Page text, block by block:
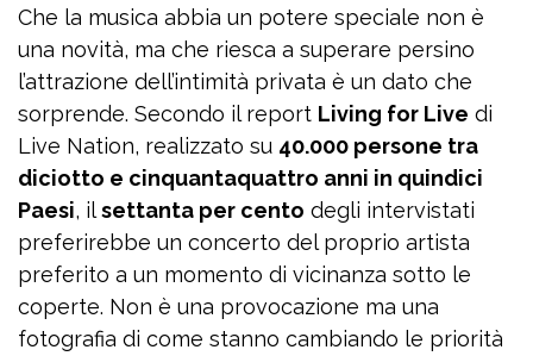
Che la musica abbia un potere speciale non è
una novità, ma che riesca a superare persino
l’attrazione dell’intimità privata è un dato che
sorprende. Secondo il report Living for Live di
Live Nation, realizzato su 40.000 persone tra
diciotto e cinquantaquattro anni in quindici
Paesi, ilsettanta per cento degli intervistati
preferirebbe un concerto del proprio artista
preferito a un momento di vicinanza sotto le
coperte. Non è una provocazione ma una
fotografia di come stanno cambiando le priorità